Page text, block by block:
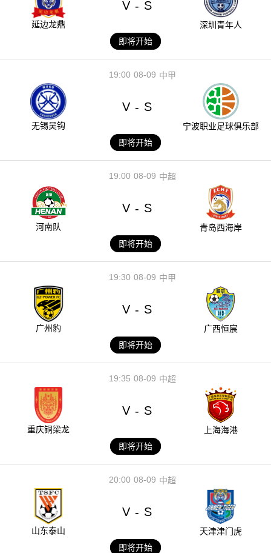
延边龙鼎
V - S
深圳青年人
即将开始
08-09
19:00 中甲
无锡吴钩
V - S
宁波职业足球俱乐部
即将开始
08-09
19:00 中超
河南队
V - S
青岛西海岸
即将开始
08-09
19:30 中甲
广州豹
V - S
广西恒宸
即将开始
08-09
19:35 中超
重庆铜梁龙
V - S
上海海港
即将开始
08-09
20:00 中超
山东泰山
V - S
天津津门虎
即将开始